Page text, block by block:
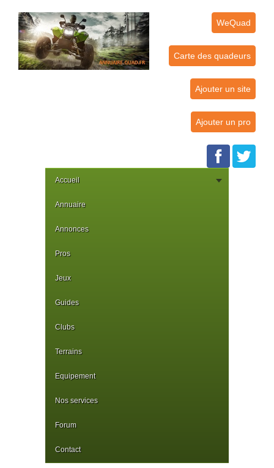
WeQuad
Carte des quadeurs
Ajouter un site
Ajouter un pro
Accueil
Annuaire
Annonces
Pros
Jeux
Guides
Clubs
Terrains
Equipement
Nos services
Forum
Contact